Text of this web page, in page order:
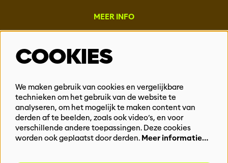
MEER INFO
Vacatures
Events & Partnerships
Privacy
BLIJF OP DE HOOGTE
COOKIES
We maken gebruik van cookies en vergelijkbare
technieken om het gebruik van de website te
analyseren, om het mogelijk te maken content van
derden af te beelden, zoals ook video’s, en voor
verschillende andere toepassingen. Deze cookies
worden ook geplaatst door derden. Meer informatie…